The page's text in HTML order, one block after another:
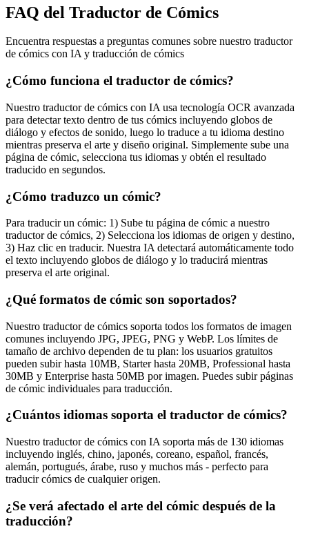
FAQ del Traductor de Cómics
Encuentra respuestas a preguntas comunes sobre nuestro traductor
de cómics con IA y traducción de cómics
¿Cómo funciona el traductor de cómics?
Nuestro traductor de cómics con IA usa tecnología OCR avanzada
para detectar texto dentro de tus cómics incluyendo globos de
diálogo y efectos de sonido, luego lo traduce a tu idioma destino
mientras preserva el arte y diseño original. Simplemente sube una
página de cómic, selecciona tus idiomas y obtén el resultado
traducido en segundos.
¿Cómo traduzco un cómic?
Para traducir un cómic: 1) Sube tu página de cómic a nuestro
traductor de cómics, 2) Selecciona los idiomas de origen y destino,
3) Haz clic en traducir. Nuestra IA detectará automáticamente todo
el texto incluyendo globos de diálogo y lo traducirá mientras
preserva el arte original.
¿Qué formatos de cómic son soportados?
Nuestro traductor de cómics soporta todos los formatos de imagen
comunes incluyendo JPG, JPEG, PNG y WebP. Los límites de
tamaño de archivo dependen de tu plan: los usuarios gratuitos
pueden subir hasta 10MB, Starter hasta 20MB, Professional hasta
30MB y Enterprise hasta 50MB por imagen. Puedes subir páginas
de cómic individuales para traducción.
¿Cuántos idiomas soporta el traductor de cómics?
Nuestro traductor de cómics con IA soporta más de 130 idiomas
incluyendo inglés, chino, japonés, coreano, español, francés,
alemán, portugués, árabe, ruso y muchos más - perfecto para
traducir cómics de cualquier origen.
¿Se verá afectado el arte del cómic después de la
traducción?